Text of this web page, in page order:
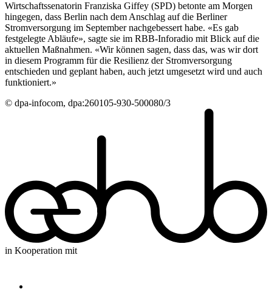
Wirtschaftssenatorin Franziska Giffey (SPD) betonte am Morgen
hingegen, dass Berlin nach dem Anschlag auf die Berliner
Stromversorgung im September nachgebessert habe. «Es gab
festgelegte Abläufe», sagte sie im RBB-Inforadio mit Blick auf die
aktuellen Maßnahmen. «Wir können sagen, dass das, was wir dort
in diesem Programm für die Resilienz der Stromversorgung
entschieden und geplant haben, auch jetzt umgesetzt wird und auch
funktioniert.»
© dpa-infocom, dpa:260105-930-500080/3
in Kooperation mit